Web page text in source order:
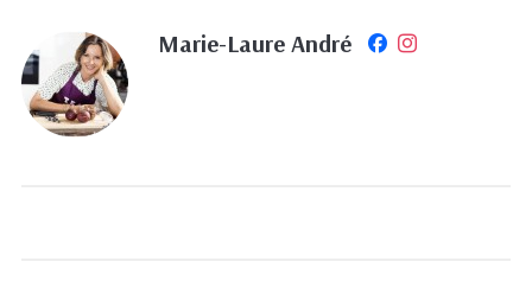
Marie-Laure André